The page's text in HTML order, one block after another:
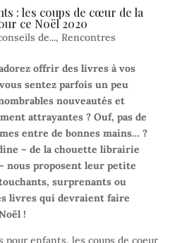
: les coups de cœur de la
ce Noël 2020
de..., Rencontres
offrir des livres à vos
sentez parfois un peu
nouveautés et
attrayantes ? Ouf, pas de
entre de bonnes mains… ?
– de la chouette librairie
nous proposent leur petite
surprenants ou
livres qui devraient faire
!